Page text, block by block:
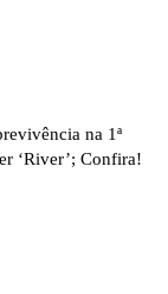
na 1ª
‘River’; Confira!